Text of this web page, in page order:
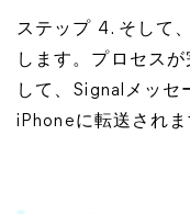
ステップ 4. そして
します。プロセス
して、Signalメッセ
iPhoneに転送されま